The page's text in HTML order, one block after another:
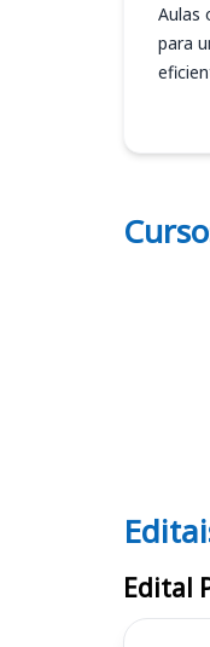
Aulas
para
Editais
Edital